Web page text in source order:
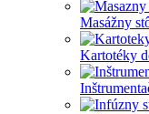
Masážny
Kartotéky